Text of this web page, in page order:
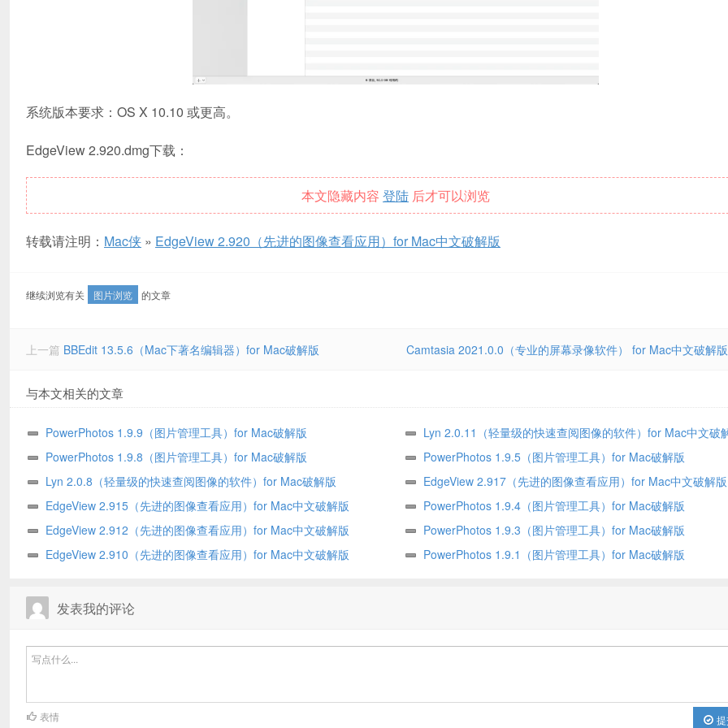
系统版本要求：OS X 10.10 或更高。
EdgeView 2.920.dmg下载：
本文隐藏内容 登陆 后才可以浏览
转载请注明： Mac侠 » EdgeView 2.920（先进的图像查看应用）for Mac中文破解版
继续浏览有关 图片浏览 的文章
上一篇 BBEdit 13.5.6（Mac下著名编辑器）for Mac破解版 Camtasia 2021.0.0（专业的屏幕录像软件） for Mac中文破解版
与本文相关的文章
PowerPhotos 1.9.9（图片管理工具）for Mac破解版
Lyn 2.0.11（轻量级的快速查阅图像的软件）for Mac中文破
PowerPhotos 1.9.8（图片管理工具）for Mac破解版
PowerPhotos 1.9.5（图片管理工具）for Mac破解版
Lyn 2.0.8（轻量级的快速查阅图像的软件）for Mac破解版
EdgeView 2.917（先进的图像查看应用）for Mac中文破解版
EdgeView 2.915（先进的图像查看应用）for Mac中文破解版
PowerPhotos 1.9.4（图片管理工具）for Mac破解版
EdgeView 2.912（先进的图像查看应用）for Mac中文破解版
PowerPhotos 1.9.3（图片管理工具）for Mac破解版
EdgeView 2.910（先进的图像查看应用）for Mac中文破解版
PowerPhotos 1.9.1（图片管理工具）for Mac破解版
发表我的评论
表情